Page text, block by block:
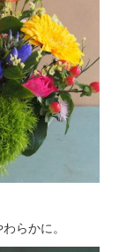
らかに。